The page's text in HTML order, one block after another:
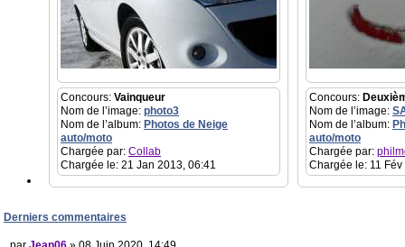
Concours: Vainqueur
Nom de l’image: photo3
Nom de l’album: Photos de Neige
auto/moto
Chargée par: Collab
Chargée le: 21 Jan 2013, 06:41
Concours:
Nom de l’image:
Nom de l’album:
auto/moto
Chargée par:
Chargée le: 11
Derniers commentaires